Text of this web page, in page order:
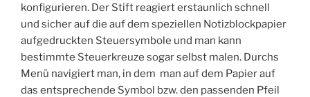
konfigurieren. Der Stift reagiert erstaunlich schnell
und sicher auf die auf dem speziellen Notizblockpapier
aufgedruckten Steuersymbole und man kann
bestimmte Steuerkreuze sogar selbst malen. Durchs
Menü navigiert man, in dem man auf dem Papier auf
das entsprechende Symbol bzw. den passenden Pfeil